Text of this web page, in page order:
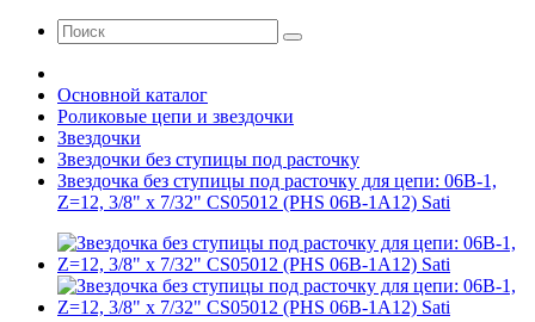
Основной каталог
Роликовые цепи и звездочки
Звездочки
Звездочки без ступицы под расточку
Звездочка без ступицы под расточку для цепи: 06B-1,
Z=12, 3/8" x 7/32" CS05012 (PHS 06B-1A12) Sati